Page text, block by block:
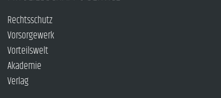
Rechtsschutz
Vorsorgewerk
Vorteilswelt
Akademie
Verlag